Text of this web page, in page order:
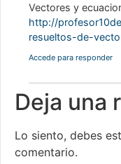
Vectores y
http://
resueltos-de-
Accede para responder
Deja una
Lo siento, debes
comentario.